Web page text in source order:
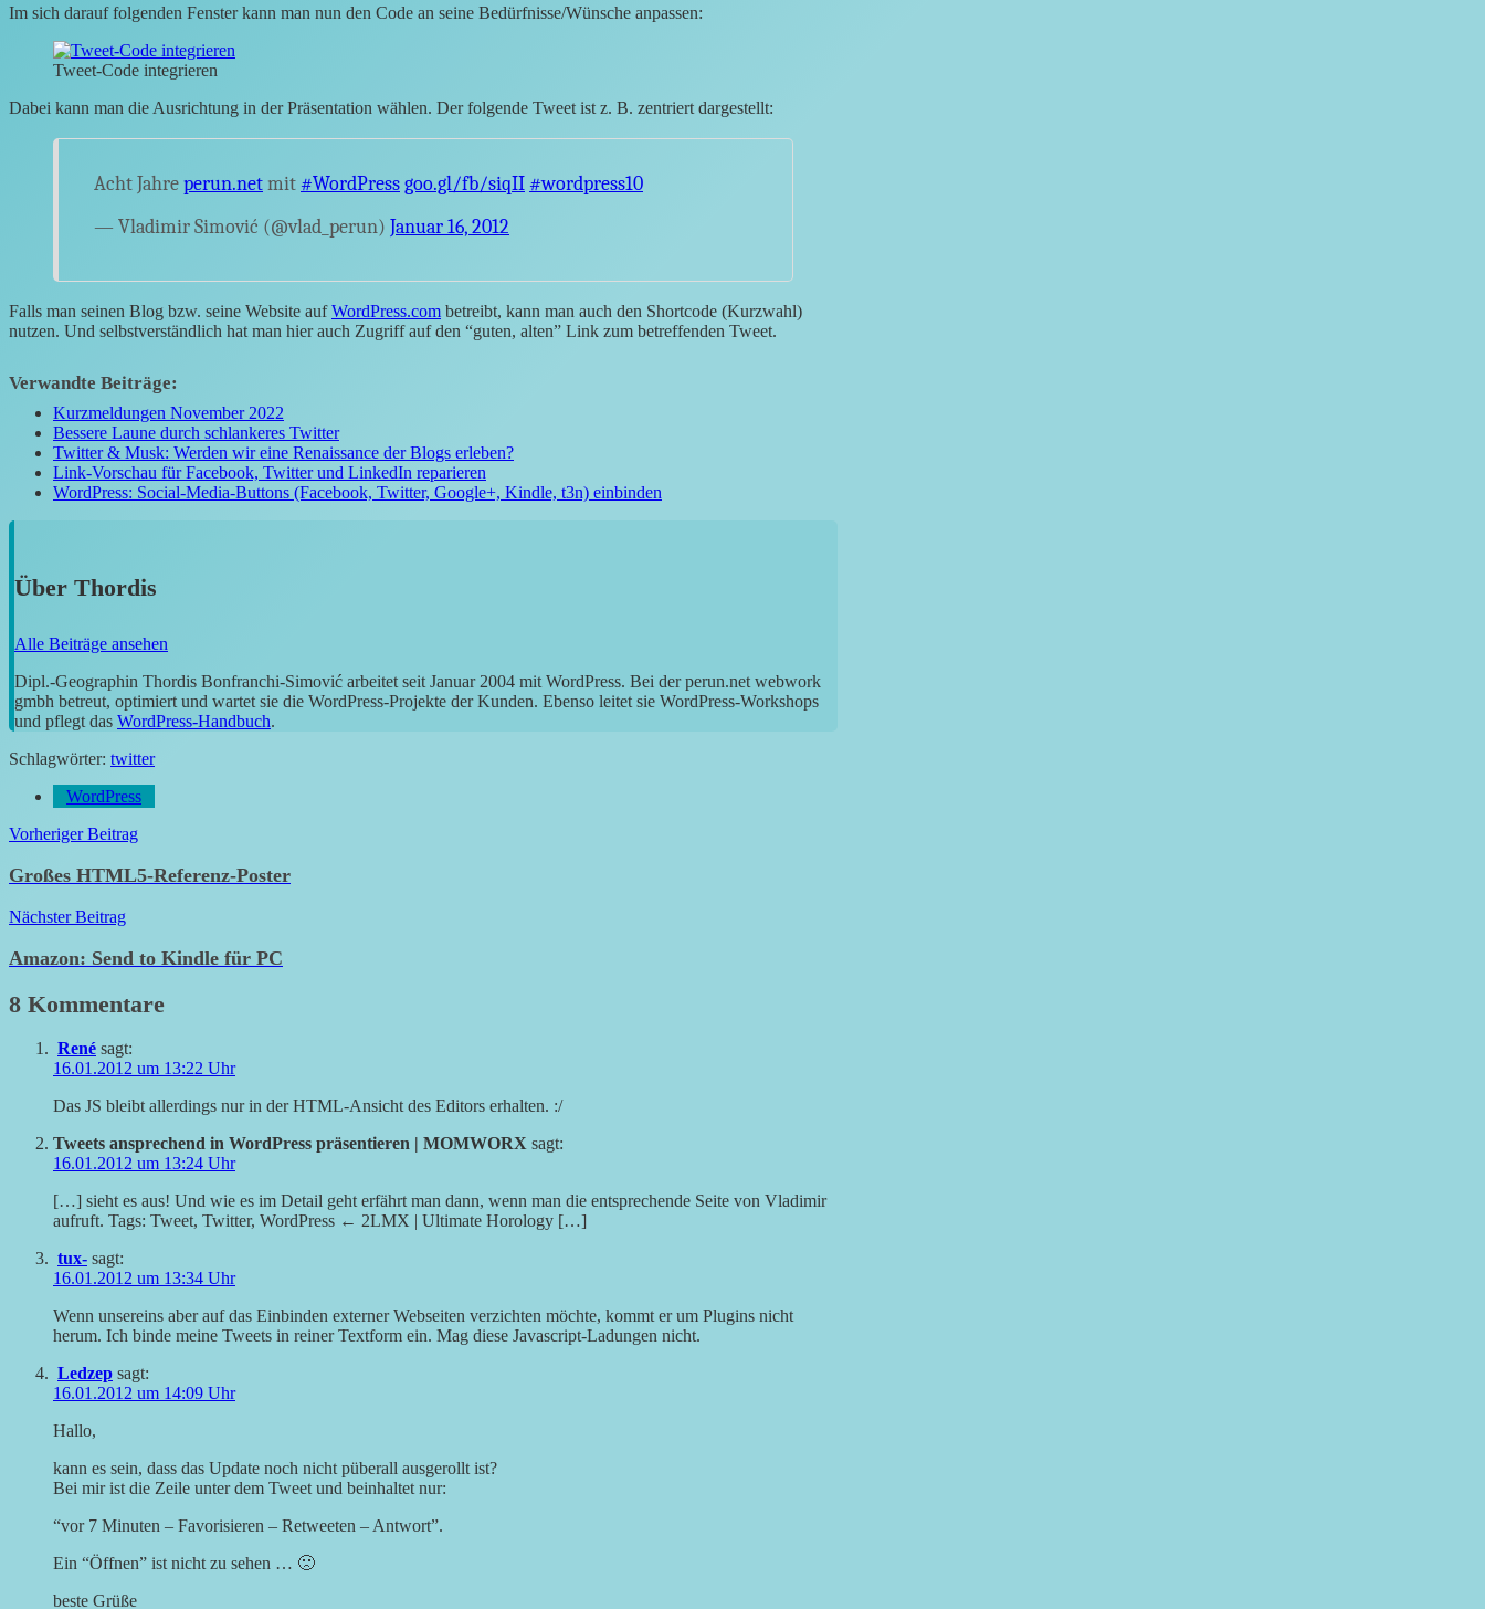
Im sich darauf folgenden Fenster kann man nun den Code an seine Bedürfnisse/Wünsche anpassen:
Tweet-Code integrieren
Dabei kann man die Ausrichtung in der Präsentation wählen. Der folgende Tweet ist z. B. zentriert dargestellt:
Acht Jahreperun.netmit#WordPressgoo.gl/fb/siqII#wordpress10
— Vladimir Simović (@vlad_perun) Januar 16, 2012
Falls man seinen Blog bzw. seine Website aufWordPress.com betreibt, kann man auch den Shortcode (Kurzwahl)
nutzen. Und selbstverständlich hat man hier auch Zugriff auf den “guten, alten” Link zum betreffenden Tweet.
Verwandte Beiträge:
Kurzmeldungen November 2022
Bessere Laune durch schlankeres Twitter
Twitter & Musk: Werden wir eine Renaissance der Blogs erleben?
Link-Vorschau für Facebook, Twitter und LinkedIn reparieren
WordPress: Social-Media-Buttons (Facebook, Twitter, Google+, Kindle, t3n) einbinden
Über Thordis
Alle Beiträge ansehen
Dipl.-Geographin Thordis Bonfranchi-Simović arbeitet seit Januar 2004 mit WordPress. Bei der perun.net webwork
gmbh betreut, optimiert und wartet sie die WordPress-Projekte der Kunden. Ebenso leitet sie WordPress-Workshops
und pflegt das WordPress-Handbuch.
Schlagwörter: twitter
WordPress
Beitragsnavigation
Vorheriger Beitrag
Großes HTML5-Referenz-Poster
Nächster Beitrag
Amazon: Send to Kindle für PC
8 Kommentare
René sagt:
16.01.2012 um 13:22 Uhr
Das JS bleibt allerdings nur in der HTML-Ansicht des Editors erhalten. :/
Tweets ansprechend in WordPress präsentieren | MOMWORX sagt:
16.01.2012 um 13:24 Uhr
[…] sieht es aus! Und wie es im Detail geht erfährt man dann, wenn man die entsprechende Seite von Vladimir
aufruft. Tags: Tweet, Twitter, WordPress ← 2LMX | Ultimate Horology […]
tux- sagt:
16.01.2012 um 13:34 Uhr
Wenn unsereins aber auf das Einbinden externer Webseiten verzichten möchte, kommt er um Plugins nicht
herum. Ich binde meine Tweets in reiner Textform ein. Mag diese Javascript-Ladungen nicht.
Ledzep sagt:
16.01.2012 um 14:09 Uhr
Hallo,
kann es sein, dass das Update noch nicht püberall ausgerollt ist?
Bei mir ist die Zeile unter dem Tweet und beinhaltet nur:
“vor 7 Minuten – Favorisieren – Retweeten – Antwort”.
Ein “Öffnen” ist nicht zu sehen … 🙁
beste Grüße